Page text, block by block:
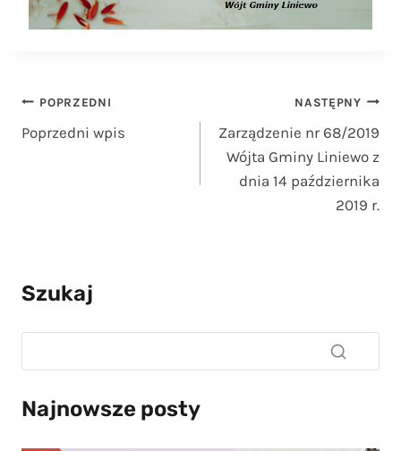
Nawigacja
wpisu
POPRZEDNI
Poprzedni wpis
NASTĘPNY
Zarządzenie nr 68/2019
Wójta Gminy Liniewo z
dnia 14 października
2019 r.
Szukaj
Najnowsze posty